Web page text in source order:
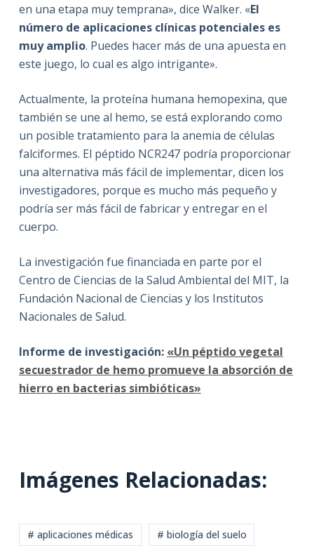
en una etapa muy temprana», dice Walker. «El
número de aplicaciones clínicas potenciales es
muy amplio. Puedes hacer más de una apuesta en
este juego, lo cual es algo intrigante».
Actualmente, la proteína humana hemopexina, que
también se une al hemo, se está explorando como
un posible tratamiento para la anemia de células
falciformes. El péptido NCR247 podría proporcionar
una alternativa más fácil de implementar, dicen los
investigadores, porque es mucho más pequeño y
podría ser más fácil de fabricar y entregar en el
cuerpo.
La investigación fue financiada en parte por el
Centro de Ciencias de la Salud Ambiental del MIT, la
Fundación Nacional de Ciencias y los Institutos
Nacionales de Salud.
Informe de investigación: «Un péptido vegetal
secuestrador de hemo promueve la absorción de
hierro en bacterias simbióticas»
Imágenes Relacionadas:
# aplicaciones médicas # biología del suelo